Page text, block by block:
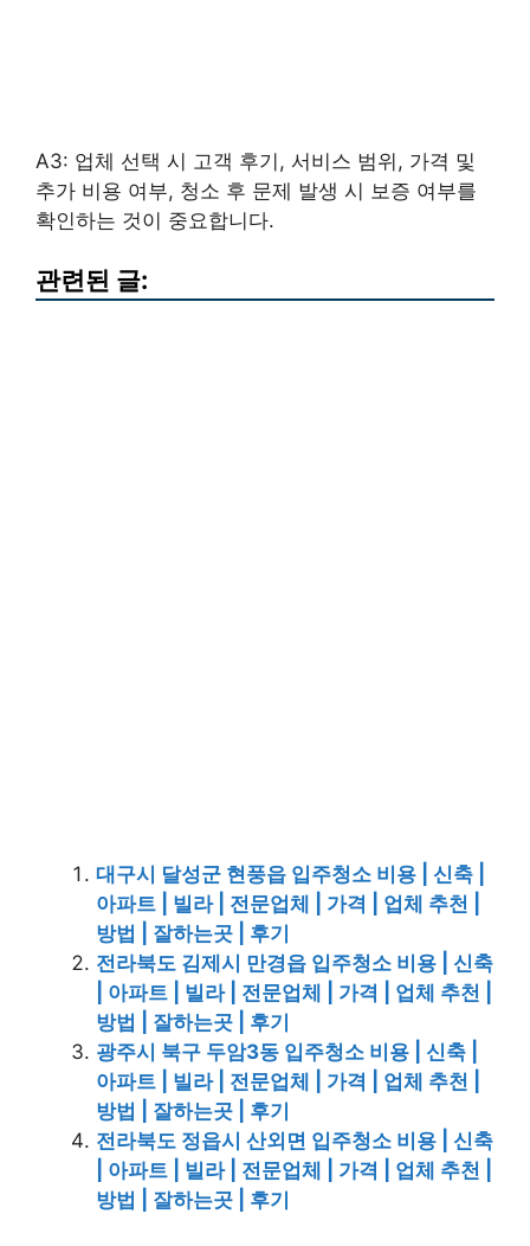
A3: 업체 선택 시 고객 후기, 서비스 범위, 가격 및
추가 비용 여부, 청소 후 문제 발생 시 보증 여부를
확인하는 것이 중요합니다.
관련된 글:
대구시 달성군 현풍읍 입주청소 비용 | 신축 |
아파트 | 빌라 | 전문업체 | 가격 | 업체 추천 |
방법 | 잘하는곳 | 후기
전라북도 김제시 만경읍 입주청소 비용 | 신축
| 아파트 | 빌라 | 전문업체 | 가격 | 업체 추천 |
방법 | 잘하는곳 | 후기
광주시 북구 두암3동 입주청소 비용 | 신축 |
아파트 | 빌라 | 전문업체 | 가격 | 업체 추천 |
방법 | 잘하는곳 | 후기
전라북도 정읍시 산외면 입주청소 비용 | 신축
| 아파트 | 빌라 | 전문업체 | 가격 | 업체 추천 |
방법 | 잘하는곳 | 후기